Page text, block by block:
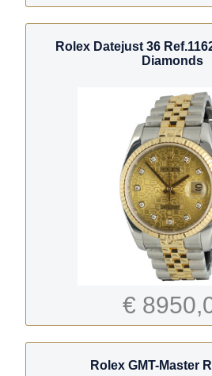
Rolex Datejust 36
Diamonds
€
Rolex GMT-Master